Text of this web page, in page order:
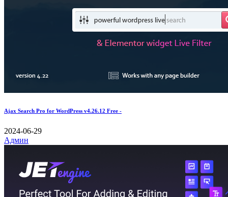
Ajax Search Pro for WordPress v4.26.12 Free -
2024-06-29
Админ